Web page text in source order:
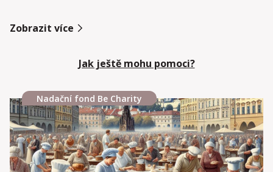
Nadační fond Be Charity
Zobrazit více
Jak ještě mohu pomoci?